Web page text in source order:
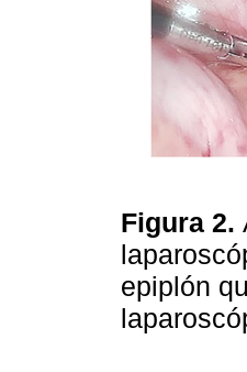
Figura 2.
epiplón